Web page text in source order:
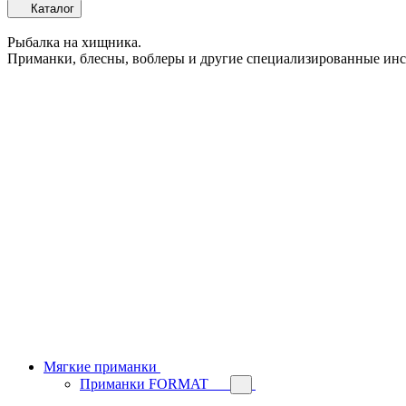
Каталог
Рыбалка на хищника.
Приманки, блесны, воблеры и другие специализированные
Мягкие приманки
Приманки FORMAT